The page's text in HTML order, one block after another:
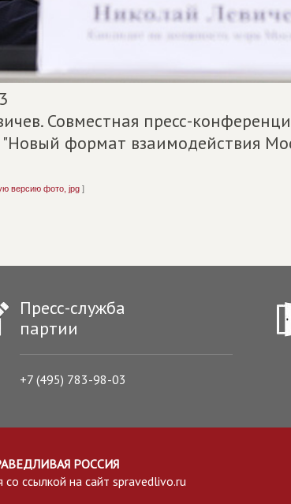
Совместная пресс-
формат взаимодействия
версию фото, jpg ]
Пресс-служба
партии
+7 (495) 783-98-03
РОССИЯ
ссылкой на сайт spravedlivo.ru